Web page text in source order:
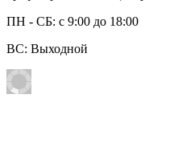
ПН - СБ: с 9:00 до 18:00
ВС: Выходной